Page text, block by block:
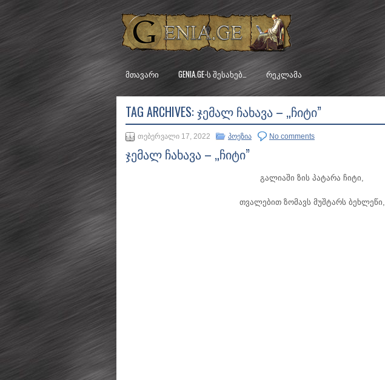
ᲛᲗᲐᲕᲐᲠᲘ GENIA.GE-Ს ᲨᲔᲡᲐᲮᲔᲑ… ᲠᲔᲙᲚᲐᲛᲐ
TAG ARCHIVES:ᲯᲔᲛᲐᲚ ᲩᲐᲮᲐᲕᲐ – „ᲩᲘᲢᲘ”
თებერვალი 17, 2022 პოეზია No comments
ჯემალ ჩახავა – „ჩიტი”
გალიაში ზის პატარა ჩიტი,
თვალებით ზომავს მუშტარს ბეხლეწი,